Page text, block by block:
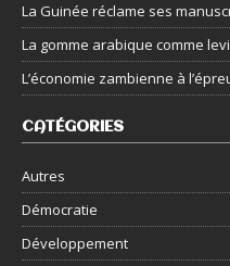
La Guinée réclame ses
La gomme arabique comme
L’économie zambienne à
CATÉGORIES
Autres
Démocratie
Développement